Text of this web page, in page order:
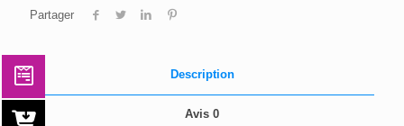
A
CASSONNADE
Partager
Description
Avis 0